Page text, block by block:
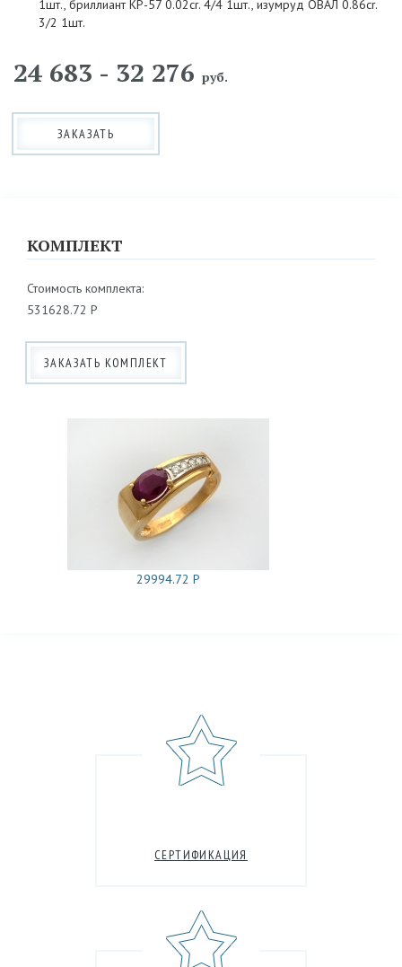
1шт., бриллиант КР-57 0.02cr. 4/4 1шт., изумруд ОВАЛ 0.86cr.
3/2 1шт.
24 683 - 32 276 руб.
ЗАКАЗАТЬ
КОМПЛЕКТ
Стоимость комплекта:
531628.72 Р
ЗАКАЗАТЬ КОМПЛЕКТ
29994.72 Р
СЕРТИФИКАЦИЯ